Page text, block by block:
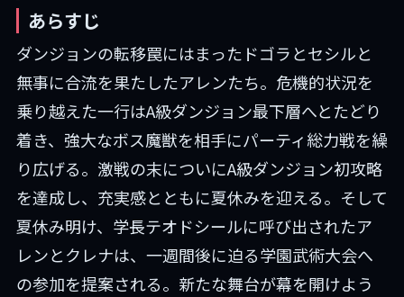
あらすじ
ダンジョンの転移罠にはまったドゴラとセシルと
無事に合流を果たしたアレンたち。危機的状況を
乗り越えた一行はA級ダンジョン最下層へとたどり
着き、強大なボス魔獣を相手にパーティ総力戦を繰
り広げる。激戦の末についにA級ダンジョン初攻略
を達成し、充実感とともに夏休みを迎える。そして
夏休み明け、学長テオドシールに呼び出されたア
レンとクレナは、一週間後に迫る学園武術大会へ
の参加を提案される。新たな舞台が幕を開けよう